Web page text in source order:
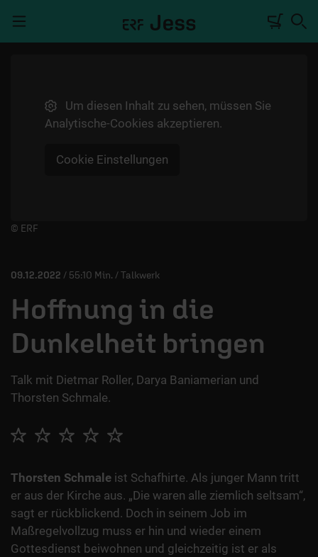
TALKWERK
PODCASTS
Um diesen Inhalt zu sehen, müssen Sie
Analytische-Cookies akzeptieren.
Cookie Einstellungen
Player starten/anhalten
© ERF
09.12.2022 / 55:10 Min. / Talkwerk
Hoffnung in die
Dunkelheit bringen
Talk mit Dietmar Roller, Darya Baniamerian und
Thorsten Schmale.
Thorsten Schmale ist Schafhirte. Als junger Mann tritt
er aus der Kirche aus. „Die waren alle ziemlich seltsam“,
sagt er rückblickend. Doch in seinem Job im
Maßregelvollzug muss er hin und wieder einem
Gottesdienst beiwohnen und gleichzeitig ist er als